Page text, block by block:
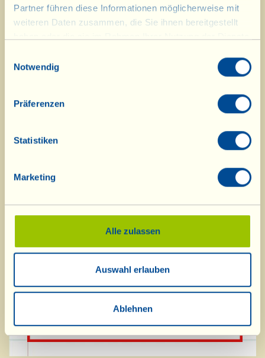
Partner führen diese Informationen möglicherweise mit
weiteren Daten zusammen, die Sie ihnen bereitgestellt
Notwendig
Präferenzen
Statistiken
Marketing
Alle zulassen
Auswahl erlauben
Ablehnen
Gaumen zu erfrischen gibt es als